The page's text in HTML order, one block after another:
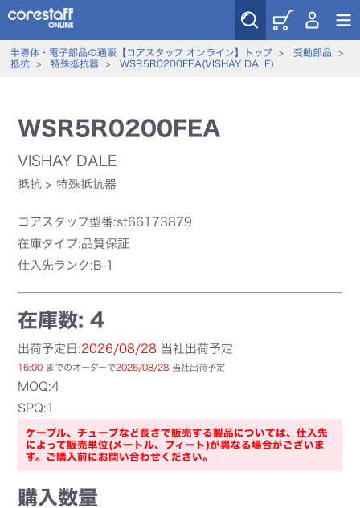
半導体・電子部品の通販【コアスタッフ オンライン】トップ> 受動部品 >
抵抗> 特殊抵抗器> WSR5R0200FEA(VISHAY DALE)
WSR5R0200FEA
VISHAY DALE
抵抗 >特殊抵抗器
コアスタッフ型番:st66173879
在庫タイプ:品質保証
仕入先ランク:B-1
在庫数: 4
出荷予定日:2026/08/28 当社出荷予定
16:00 までのオーダーで2026/08/28 当社出荷予定
MOQ:4
SPQ:1
ケーブル、チューブなど長さで販売する製品については、仕入先
によって販売単位(メートル、フィート)が異なる場合がございま
す。ご購入前にお問い合わせください。
購入数量